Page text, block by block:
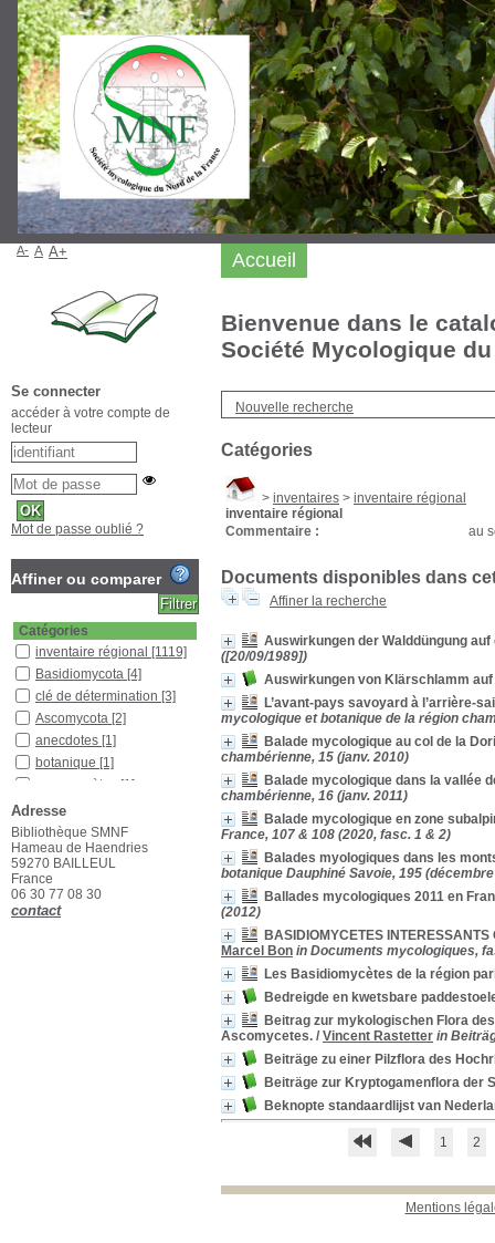
Bienvenue dans le
Société Mycologique
Nouvelle recherche
Catégories
> inventaires > inventaire régional
inventaire régional
Commentaire :
au
Documents disponibles dans
Affiner la recherche
Auswirkungen der Walddüngung
([20/09/1989])
Auswirkungen von Klärschlamm auf
L’avant-pays savoyard à l’arrière-
mycologique et botanique de la région
Balade mycologique au col de la
chambérienne, 15 (janv. 2010)
Balade mycologique dans la vallée
chambérienne, 16 (janv. 2011)
Balade mycologique en zone
France, 107 & 108 (2020, fasc. 1 & 2)
Balades myologiques dans les
botanique Dauphiné Savoie, 195
Ballades mycologiques 2011 en
(2012)
BASIDIOMYCETES
Marcel Bon in Documents mycologiques,
Les Basidiomycètes de la région
Bedreigde en kwetsbare
Beitrag zur mykologischen Flora
Ascomycetes. / Vincent Rastetter in
Beiträge zu einer Pilzflora des
Beiträge zur Kryptogamenflora der
Beknopte standaardlijst van
1 2
Mentions
Accueil
A- A A+
Se connecter
accéder à votre compte de
lecteur
Mot de passe oublié ?
Affiner ou comparer
Catégories
inventaire régional [1119]
Basidiomycota [4]
clé de détermination [3]
Ascomycota [2]
anecdotes [1]
botanique [1]
myxomycètes [1]
Pratique du terrain
Localisation
Bibliothèque SMNF
Bureau SMNF 2
Section
Bulletin
Adresse
Bibliothèque SMNF
Hameau de Haendries
59270 BAILLEUL
France
06 30 77 08 30
contact